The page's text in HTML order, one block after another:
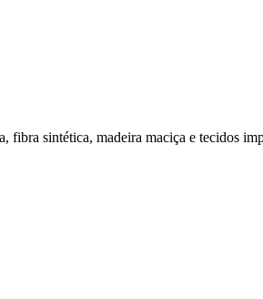
sintética, madeira maciça e tecidos